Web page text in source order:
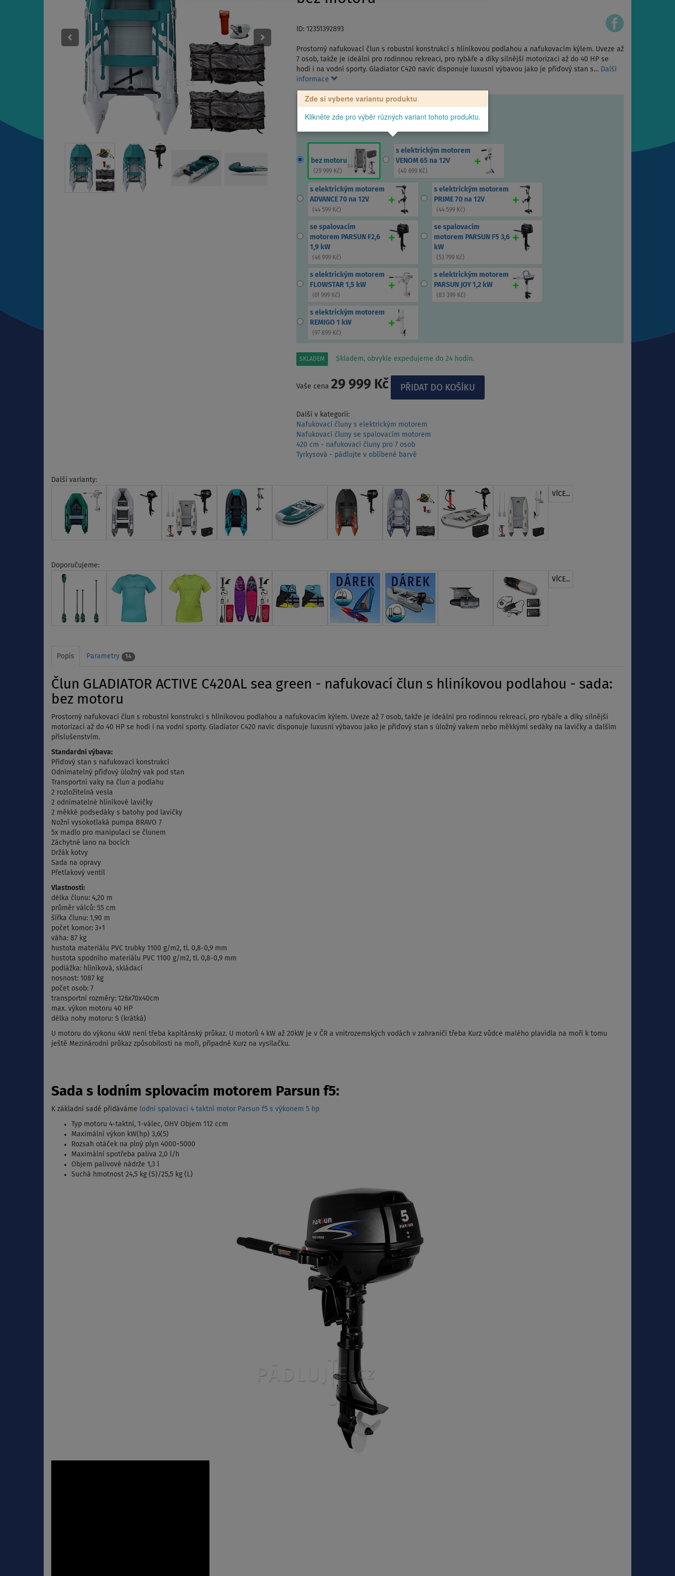
ID: 12351392893
Prostorný nafukovací člun s robustní konstrukcí s hliníkovou podlahou a nafukovacím kýlem. Uveze až
7 osob, takže je ideální pro rodinnou rekreaci, pro rybáře a díky silnější motorizaci až do 40 HP se
hodí i na vodní sporty. Gladiator C420 navíc disponuje luxusní výbavou jako je příďový stan s… Další
informace
Zde si vyberte variantu produktu
Klikněte zde pro výběr různých variant tohoto produktu.
bez motoru
(29 999 Kč)
s elektrickým motorem
VENOM 65 na 12V
(40 699 Kč)
s elektrickým motorem
ADVANCE 70 na 12V
(44 599 Kč)
s elektrickým motorem
PRIME 70 na 12V
(44 599 Kč)
se spalovacím
motorem PARSUN F2,6
1,9 kW
(46 999 Kč)
se spalovacím
motorem PARSUN F5 3,6
kW
( 53 799 Kč)
s elektrickým motorem
FLOWSTAR 1,5 kW
( 61 999 Kč)
s elektrickým motorem
PARSUN JOY 1,2 kW
(83 399 Kč)
s elektrickým motorem
REMIGO 1 kW
(97 899 Kč)
SKLADEM Skladem, obvykle expedujeme do 24 hodin.
Vaše cena 29 999 Kč
Další v kategorii:
Nafukovací čluny s elektrickým motorem
Nafukovací čluny se spalovacím motorem
420 cm - nafukovací čluny pro 7 osob
Tyrkysová - pádlujte v oblíbené barvě
Další varianty:
VÍCE...
Doporučujeme:
VÍCE...
Popis Parametry 14
Člun GLADIATOR ACTIVE C420AL sea green - nafukovací člun s hliníkovou podlahou - sada:
bez motoru
Prostorný nafukovací člun s robustní konstrukcí s hliníkovou podlahou a nafukovacím kýlem. Uveze až 7 osob, takže je ideální pro rodinnou rekreaci, pro rybáře a díky silnější
motorizaci až do 40 HP se hodí i na vodní sporty. Gladiator C420 navíc disponuje luxusní výbavou jako je příďový stan s úložný vakem nebo měkkými sedáky na lavičky a dalším
příslušenstvím.
Standardní výbava:
Příďový stan s nafukovací konstrukcí
Odnímatelný příďový úložný vak pod stan
Transportní vaky na člun a podlahu
2 rozložitelná vesla
2 odnímatelné hliníkové lavičky
2 měkké podsedáky s batohy pod lavičky
Nožní vysokotlaká pumpa BRAVO 7
5x madlo pro manipulaci se člunem
Záchytné lano na bocích
Držák kotvy
Sada na opravy
Přetlakový ventil
Vlastnosti:
délka člunu: 4,20 m
průměr válců: 55 cm
šířka člunu: 1,90 m
počet komor: 3+1
váha: 87 kg
hustota materiálu PVC trubky 1100 g/m2, tl. 0,8-0,9 mm
hustota spodního materiálu PVC 1100 g/m2, tl. 0,8-0,9 mm
podlážka: hliníková, skládací
nosnost: 1087 kg
počet osob: 7
transportní rozměry: 126x70x40cm
max. výkon motoru 40 HP
délka nohy motoru: S (krátká)
U motoru do výkonu 4kW není třeba kapitánský průkaz. U motorů 4 kW až 20kW je v ČR a vnitrozemských vodách v zahraničí třeba Kurz vůdce malého plavidla na moři k tomu
ještě Mezinárodní průkaz způsobilosti na moři, případně Kurz na vysílačku.
Sada s lodním splovacím motorem Parsun f5:
K základní sadě přidáváme lodní spalovací 4 taktní motor Parsun f5 s výkonem 5 hp
Typ motoru 4-taktní, 1-válec, OHV Objem 112 ccm
Maximální výkon kW(hp) 3,6(5)
Rozsah otáček na plný plyn 4000~5000
Maximální spotřeba paliva 2,0 l/h
Objem palivové nádrže 1,3 l
Suchá hmotnost 24,5 kg (S)/25,5 kg (L)